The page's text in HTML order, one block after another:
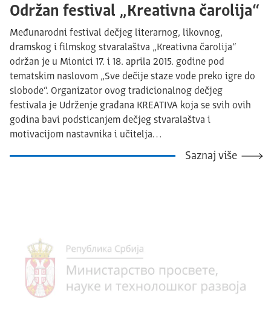
Održan festival „Kreativna čarolija“
Međunarodni festival dečjeg literarnog, likovnog,
dramskog i filmskog stvaralaštva „Kreativna čarolija“
održan je u Mionici 17. i 18. aprila 2015. godine pod
tematskim naslovom „Sve dečije staze vode preko igre do
slobode“. Organizator ovog tradicionalnog dečjeg
festivala je Udrženje građana KREATIVA koja se svih ovih
godina bavi podsticanjem dečjeg stvaralaštva i
motivacijom nastavnika i učitelja…
Saznaj više